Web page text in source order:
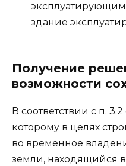
здание
Получение
возможности
В соответствии с п.
которому в целях
во временное
земли, находящийся